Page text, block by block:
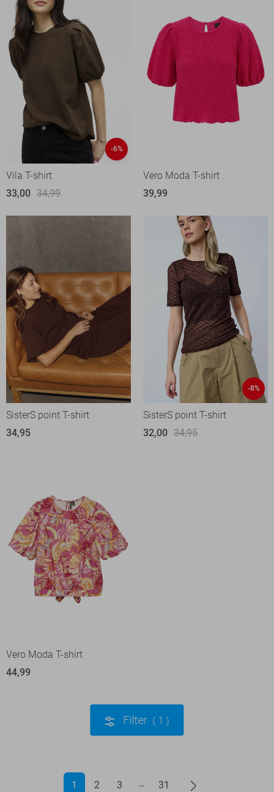
-6%
Vila T-shirt
33,00 34,99
Vero Moda T-shirt
39,99
SisterS point T-shirt
34,95
-8%
SisterS point T-shirt
32,00 34,95
Vero Moda T-shirt
44,99
Filter 1
1 2 3 31